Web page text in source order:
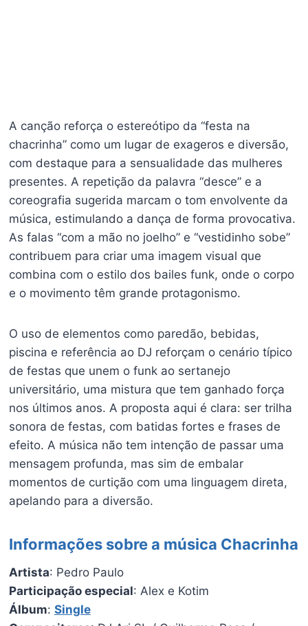
A canção reforça o estereótipo da “festa na
chacrinha” como um lugar de exageros e diversão,
com destaque para a sensualidade das mulheres
presentes. A repetição da palavra “desce” e a
coreografia sugerida marcam o tom envolvente da
música, estimulando a dança de forma provocativa.
As falas “com a mão no joelho” e “vestidinho sobe”
contribuem para criar uma imagem visual que
combina com o estilo dos bailes funk, onde o corpo
e o movimento têm grande protagonismo.
O uso de elementos como paredão, bebidas,
piscina e referência ao DJ reforçam o cenário típico
de festas que unem o funk ao sertanejo
universitário, uma mistura que tem ganhado força
nos últimos anos. A proposta aqui é clara: ser trilha
sonora de festas, com batidas fortes e frases de
efeito. A música não tem intenção de passar uma
mensagem profunda, mas sim de embalar
momentos de curtição com uma linguagem direta,
apelando para a diversão.
Informações sobre a música Chacrinha
Artista: Pedro Paulo
Participação especial: Alex e Kotim
Álbum: Single